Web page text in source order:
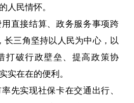
人民情怀。
接结算、政务服务事项跨
三角坚持以人民为中心，以
打破行政壁垒、提高政策协
实在在的便利。
实现社保卡在交通出行、